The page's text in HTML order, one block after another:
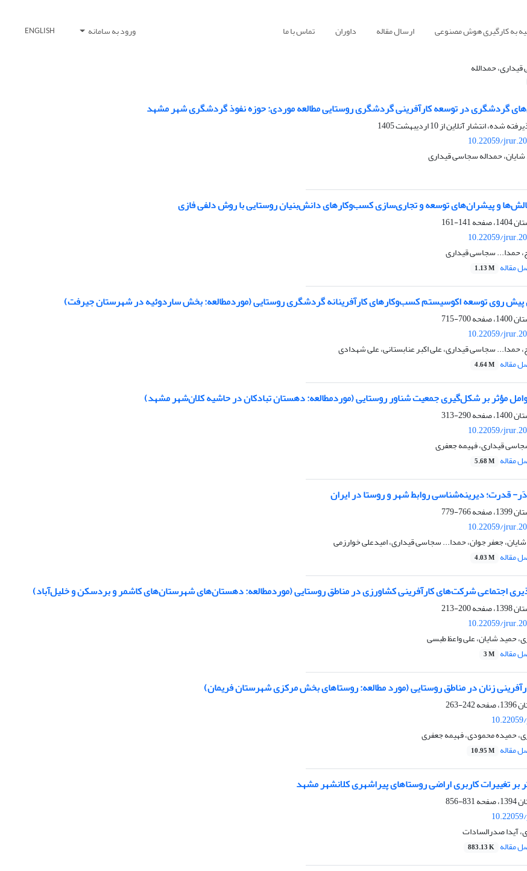
به کارگیری هوش مصنوعی ارسال مقاله داوران تماس با ما ورود به سامانه ENGLISH
حمدالله
گردشگری در توسعه کارآفرینی گردشگری روستایی مطالعه موردی: حوزه نفوذ گردشگری شهر مشهد
شده، انتشار آنلاین از10 اردیبهشت 1405
10.22059/
حمداله سجاسی قیداری
و پیشران‌های توسعه و تجاری‌سازی کسب‌وکارهای دانش‌بنیان روستایی با روش دلفی فازی
141-161
10.22059/
حمدا... سجاسی قیداری
مقاله 1.13 M
روی توسعه اکوسیستم کسب‌وکارهای کارآفرینانه گردشگری روستایی (موردمطالعه: بخش ساردوئیه در شهرستان جیرفت)
700-715
10.22059/
سجاسی قیداری، علی اکبر عنابستانی، علی شهدادی
مقاله 4.64 M
مؤثر بر شکل‌گیری جمعیت شناور روستایی (موردمطالعه: دهستان تبادکان در حاشیه کلان‌شهر مشهد)
290-313
10.22059/
قیداری، فهیمه جعفری
مقاله 5.68 M
قدرت؛ دیرینه‌شناسی روابط شهر و روستا در ایران
766-779
10.22059/
جعفر جوان، حمدا... سجاسی قیداری، امیدعلی خوارزمی
مقاله 4.03 M
اجتماعی شرکت‌های کارآفرینی کشاورزی در مناطق روستایی (موردمطالعه: دهستان‌های شهرستان‌های کاشمر و بردسکن و خلیل‌آباد)
200-213
10.22059/
حمید شایان، علی واعظ طبسی
مقاله 3 M
زنان در مناطق روستایی (مورد مطالعه: روستاهای بخش مرکزی شهرستان فریمان)
242-263
حمیده محمودی، فهیمه جعفری
مقاله 10.95 M
بر تغییرات کاربری اراضی روستاهای پیراشهری کلانشهر مشهد
831-856
آیدا صدرالسادات
مقاله 883.13 K